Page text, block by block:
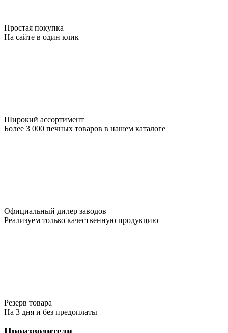
Простая покупка
На сайте в один клик
Широкий ассортимент
Более 3 000 печных товаров в нашем каталоге
Официальный дилер заводов
Реализуем только качественную продукцию
Резерв товара
На 3 дня и без предоплаты